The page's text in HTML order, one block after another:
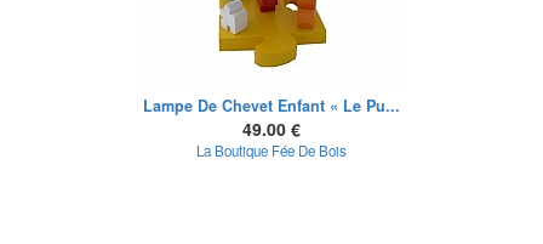
Lampe De Chevet Enfant « Le Pu...
49.00 €
La Boutique Fée De Bois